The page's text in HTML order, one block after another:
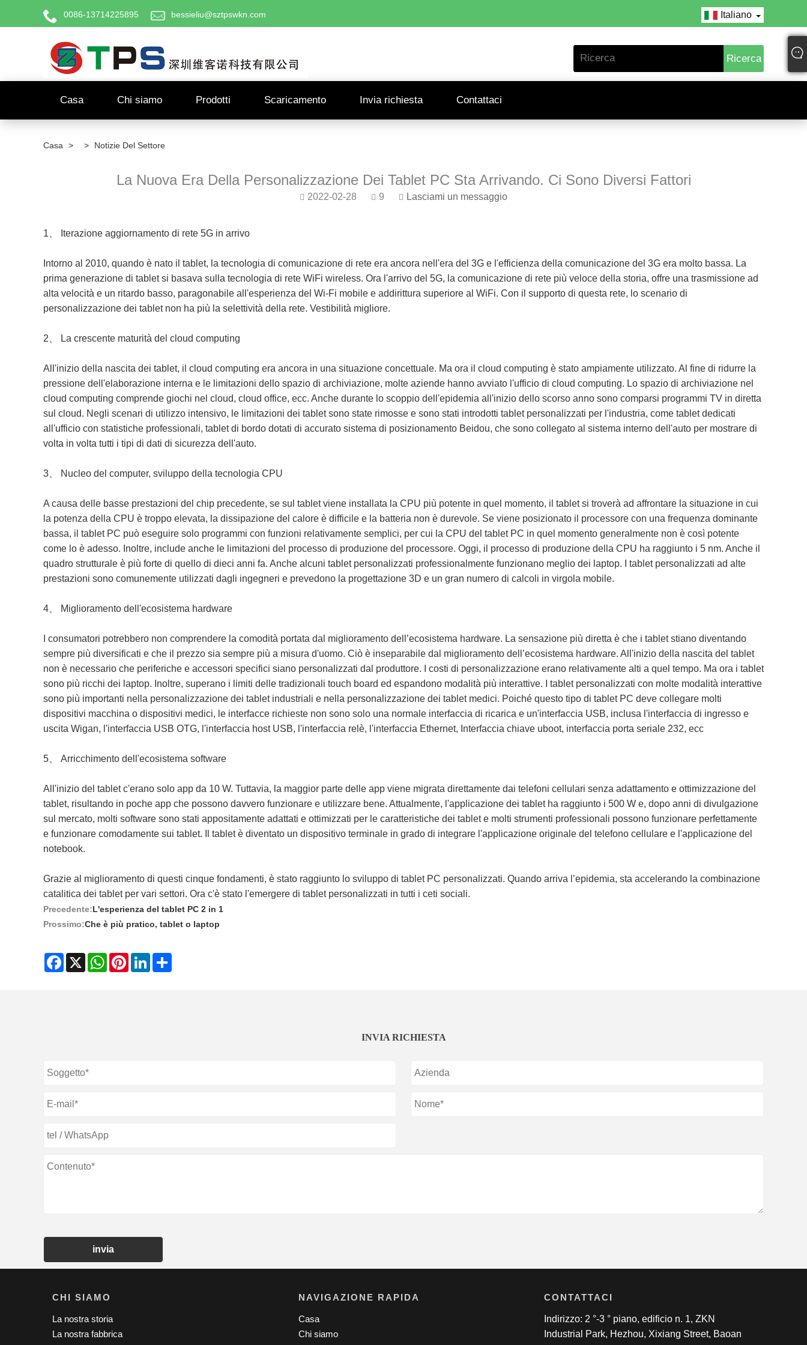
0086-13714225895 bessieliu@sztpswkn.com Italiano
Casa Chi siamo Prodotti Scaricamento Invia richiesta Contattaci
Casa > > Notizie Del Settore
La Nuova Era Della Personalizzazione Dei Tablet PC Sta Arrivando. Ci Sono Diversi Fattori
2022-02-28 9 Lasciami un messaggio
1、 Iterazione aggiornamento di rete 5G in arrivo
Intorno al 2010, quando è nato il tablet, la tecnologia di comunicazione di rete era ancora nell'era del 3G e l'efficienza della comunicazione del 3G era molto bassa. La
prima generazione di tablet si basava sulla tecnologia di rete WiFi wireless. Ora l'arrivo del 5G, la comunicazione di rete più veloce della storia, offre una trasmissione ad
alta velocità e un ritardo basso, paragonabile all'esperienza del Wi-Fi mobile e addirittura superiore al WiFi. Con il supporto di questa rete, lo scenario di
personalizzazione dei tablet non ha più la selettività della rete. Vestibilità migliore.
2、 La crescente maturità del cloud computing
All'inizio della nascita dei tablet, il cloud computing era ancora in una situazione concettuale. Ma ora il cloud computing è stato ampiamente utilizzato. Al fine di ridurre la
pressione dell'elaborazione interna e le limitazioni dello spazio di archiviazione, molte aziende hanno avviato l'ufficio di cloud computing. Lo spazio di archiviazione nel
cloud computing comprende giochi nel cloud, cloud office, ecc. Anche durante lo scoppio dell'epidemia all'inizio dello scorso anno sono comparsi programmi TV in diretta
sul cloud. Negli scenari di utilizzo intensivo, le limitazioni dei tablet sono state rimosse e sono stati introdotti tablet personalizzati per l'industria, come tablet dedicati
all'ufficio con statistiche professionali, tablet di bordo dotati di accurato sistema di posizionamento Beidou, che sono collegato al sistema interno dell'auto per mostrare di
volta in volta tutti i tipi di dati di sicurezza dell'auto.
3、 Nucleo del computer, sviluppo della tecnologia CPU
A causa delle basse prestazioni del chip precedente, se sul tablet viene installata la CPU più potente in quel momento, il tablet si troverà ad affrontare la situazione in cui
la potenza della CPU è troppo elevata, la dissipazione del calore è difficile e la batteria non è durevole. Se viene posizionato il processore con una frequenza dominante
bassa, il tablet PC può eseguire solo programmi con funzioni relativamente semplici, per cui la CPU del tablet PC in quel momento generalmente non è così potente
come lo è adesso. Inoltre, include anche le limitazioni del processo di produzione del processore. Oggi, il processo di produzione della CPU ha raggiunto i 5 nm. Anche il
quadro strutturale è più forte di quello di dieci anni fa. Anche alcuni tablet personalizzati professionalmente funzionano meglio dei laptop. I tablet personalizzati ad alte
prestazioni sono comunemente utilizzati dagli ingegneri e prevedono la progettazione 3D e un gran numero di calcoli in virgola mobile.
4、 Miglioramento dell'ecosistema hardware
I consumatori potrebbero non comprendere la comodità portata dal miglioramento dell’ecosistema hardware. La sensazione più diretta è che i tablet stiano diventando
sempre più diversificati e che il prezzo sia sempre più a misura d'uomo. Ciò è inseparabile dal miglioramento dell’ecosistema hardware. All'inizio della nascita del tablet
non è necessario che periferiche e accessori specifici siano personalizzati dal produttore. I costi di personalizzazione erano relativamente alti a quel tempo. Ma ora i tablet
sono più ricchi dei laptop. Inoltre, superano i limiti delle tradizionali touch board ed espandono modalità più interattive. I tablet personalizzati con molte modalità interattive
sono più importanti nella personalizzazione dei tablet industriali e nella personalizzazione dei tablet medici. Poiché questo tipo di tablet PC deve collegare molti
dispositivi macchina o dispositivi medici, le interfacce richieste non sono solo una normale interfaccia di ricarica e un'interfaccia USB, inclusa l'interfaccia di ingresso e
uscita Wigan, l'interfaccia USB OTG, l'interfaccia host USB, l'interfaccia relè, l'interfaccia Ethernet, Interfaccia chiave uboot, interfaccia porta seriale 232, ecc
5、 Arricchimento dell'ecosistema software
All'inizio del tablet c'erano solo app da 10 W. Tuttavia, la maggior parte delle app viene migrata direttamente dai telefoni cellulari senza adattamento e ottimizzazione del
tablet, risultando in poche app che possono davvero funzionare e utilizzare bene. Attualmente, l'applicazione dei tablet ha raggiunto i 500 W e, dopo anni di divulgazione
sul mercato, molti software sono stati appositamente adattati e ottimizzati per le caratteristiche dei tablet e molti strumenti professionali possono funzionare perfettamente
e funzionare comodamente sui tablet. Il tablet è diventato un dispositivo terminale in grado di integrare l'applicazione originale del telefono cellulare e l'applicazione del
notebook.
Grazie al miglioramento di questi cinque fondamenti, è stato raggiunto lo sviluppo di tablet PC personalizzati. Quando arriva l’epidemia, sta accelerando la combinazione
catalitica dei tablet per vari settori. Ora c'è stato l'emergere di tablet personalizzati in tutti i ceti sociali.
Precedente:L'esperienza del tablet PC 2 in 1
Prossimo:Che è più pratico, tablet o laptop
Facebook
X WhatsApp
PinterestLinkedIn
INVIA RICHIESTA
invia
CHI SIAMO
La nostra storia
La nostra fabbrica
NAVIGAZIONE RAPIDA
Casa
Chi siamo
CONTATTACI
Indirizzo: 2 °-3 ° piano, edificio n. 1, ZKN
Industrial Park, Hezhou, Xixiang Street, Baoan